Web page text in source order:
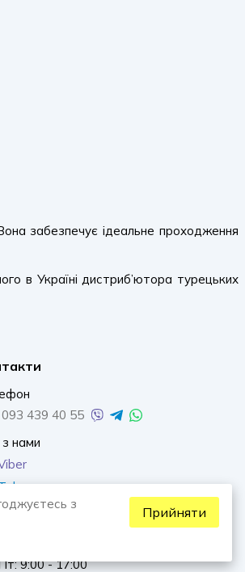
забезпечує ідеальне проходження
в Україні дистриб’ютора турецьких
439 40 55
нами
9:00 - 17:00
з
Прийняти